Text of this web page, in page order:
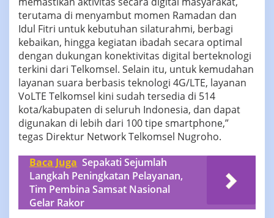
terutama di menyambut momen Ramadan dan
Idul Fitri untuk kebutuhan silaturahmi, berbagi
kebaikan, hingga kegiatan ibadah secara optimal
dengan dukungan konektivitas digital berteknologi
terkini dari Telkomsel. Selain itu, untuk kemudahan
layanan suara berbasis teknologi 4G/LTE, layanan
VoLTE Telkomsel kini sudah tersedia di 514
kota/kabupaten di seluruh Indonesia, dan dapat
digunakan di lebih dari 100 tipe smartphone,”
tegas Direktur Network Telkomsel Nugroho.
Baca Juga Sepakati Sejumlah
Langkah Peningkatan Pelayanan,
Tim Pembina Samsat Nasional
Gelar Rakor